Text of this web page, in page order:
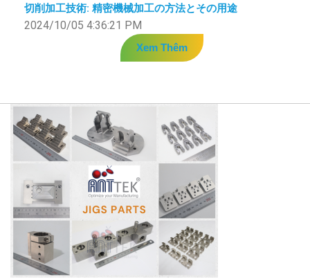
切削加工技術: 精密機械加工の方法とその用途
2024/10/05 4:36:21 PM
Xem Thêm